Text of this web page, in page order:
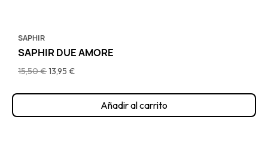
SAPHIR
SAPHIR DUE AMORE
15,50 €13,95 €
Añadir al carrito